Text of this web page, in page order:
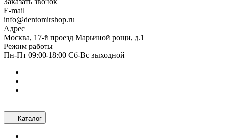
Заказать звонок
E-mail
info@dentomirshop.ru
Адрес
Москва, 17-й проезд Марьиной рощи, д.1
Режим работы
Пн-Пт 09:00-18:00 Сб-Вс выходной
Каталог